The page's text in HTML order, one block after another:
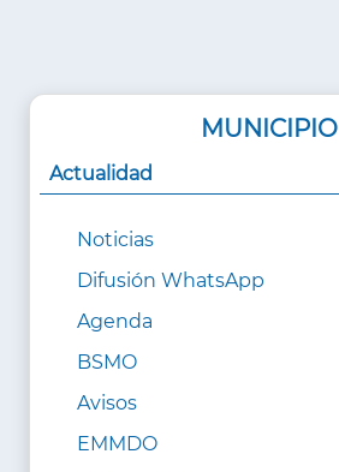
MUNICIPIO
Actualidad
Noticias
Difusión WhatsApp
Agenda
BSMO
Avisos
EMMDO